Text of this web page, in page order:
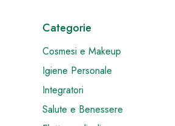
Categorie
Cosmesi e Makeup
Igiene Personale
Integratori
Salute e Benessere